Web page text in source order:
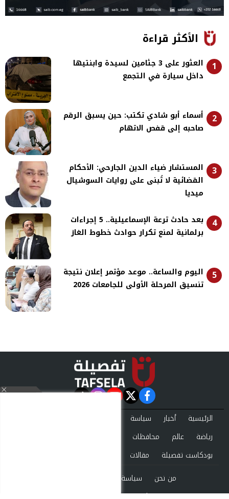
الأكثر قراءة
1
العثور على 3 جثامين لسيدة وابنتيها
داخل سيارة في التجمع
2
أسماء أبو شادي تكتب: حين يسبق الرقم
صاحبه إلى قفص الاتهام
3
المستشار ضياء الدين الجارحي: الأحكام
القضائية لا تُبنى على روايات السوشيال
ميديا
4
بعد حادث ترعة الإسماعيلية.. 5 إجراءات
برلمانية لمنع تكرار حوادث خطوط الغاز
5
اليوم والساعة.. موعد مؤتمر إعلان نتيجة
تنسيق المرحلة الأولى للجامعات 2026
facebook
twitter
الرئيسية أخبار سياسة
رياضة
عالم محافظات
بودكاست تفصيلة
مقالات
من نحن
سياسة الخصوصية
©2024 tafsela All Rights Reserved.